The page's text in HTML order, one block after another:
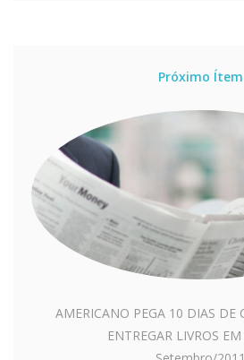
Próximo Ítem
AMERICANO PEGA 10 DIAS DE
ENTREGAR LIVROS